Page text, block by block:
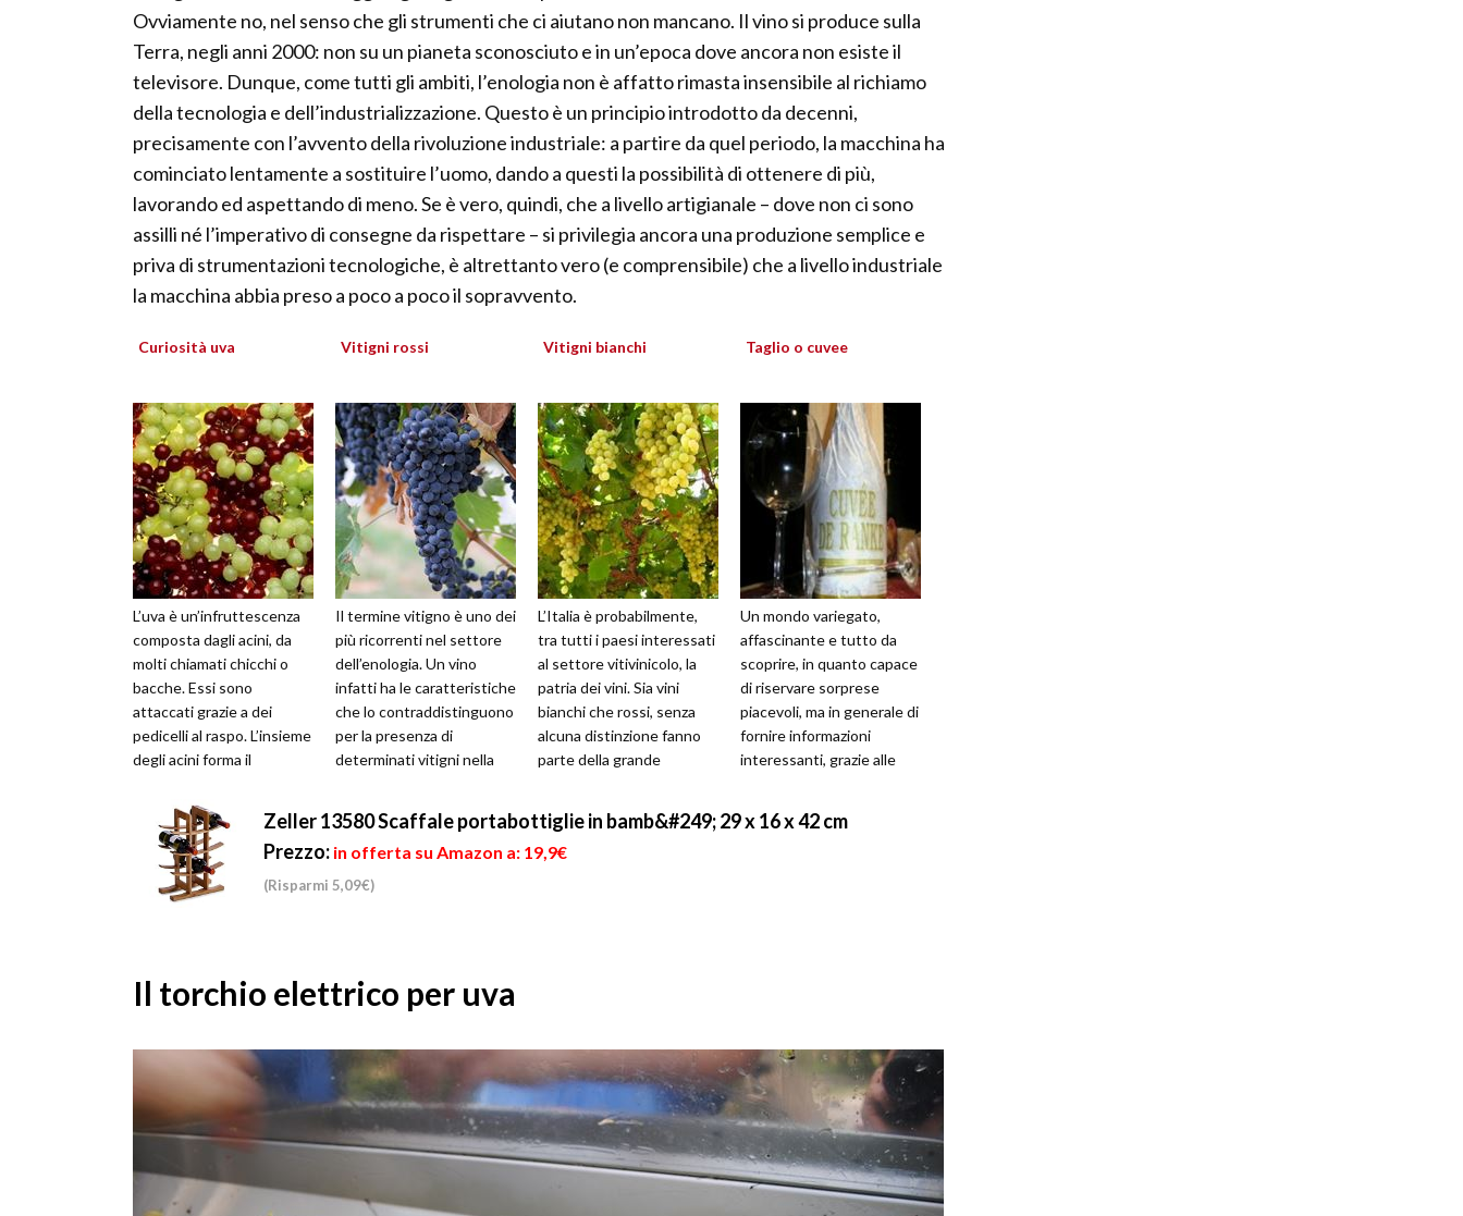
Ovviamente no, nel senso che gli strumenti che ci aiutano non mancano. Il vino si produce sulla
Terra, negli anni 2000: non su un pianeta sconosciuto e in un’epoca dove ancora non esiste il
televisore. Dunque, come tutti gli ambiti, l’enologia non è affatto rimasta insensibile al richiamo
della tecnologia e dell’industrializzazione. Questo è un principio introdotto da decenni,
precisamente con l’avvento della rivoluzione industriale: a partire da quel periodo, la macchina ha
cominciato lentamente a sostituire l’uomo, dando a questi la possibilità di ottenere di più,
lavorando ed aspettando di meno. Se è vero, quindi, che a livello artigianale – dove non ci sono
assilli né l’imperativo di consegne da rispettare – si privilegia ancora una produzione semplice e
priva di strumentazioni tecnologiche, è altrettanto vero (e comprensibile) che a livello industriale
la macchina abbia preso a poco a poco il sopravvento.
Curiosità uva
L’uva è un’infruttescenza
composta dagli acini, da
molti chiamati chicchi o
bacche. Essi sono
attaccati grazie a dei
pedicelli al raspo. L’insieme
degli acini forma il
un col...
Vitigni rossi
Il termine vitigno è uno dei
più ricorrenti nel settore
dell’enologia. Un vino
infatti ha le caratteristiche
che lo contraddistinguono
per la presenza di
determinati vitigni nella
Vitigni bianchi
L’Italia è probabilmente,
tra tutti i paesi interessati
al settore vitivinicolo, la
patria dei vini. Sia vini
bianchi che rossi, senza
alcuna distinzione fanno
parte della grande
Taglio o cuvee
Un mondo variegato,
affascinante e tutto da
scoprire, in quanto capace
di riservare sorprese
piacevoli, ma in generale di
fornire informazioni
interessanti, grazie alle
Zeller 13580 Scaffale portabottiglie in bamb&#249; 29 x 16 x 42 cm
Prezzo: in offerta su Amazon a: 19,9€
(Risparmi 5,09€)
Il torchio elettrico per uva